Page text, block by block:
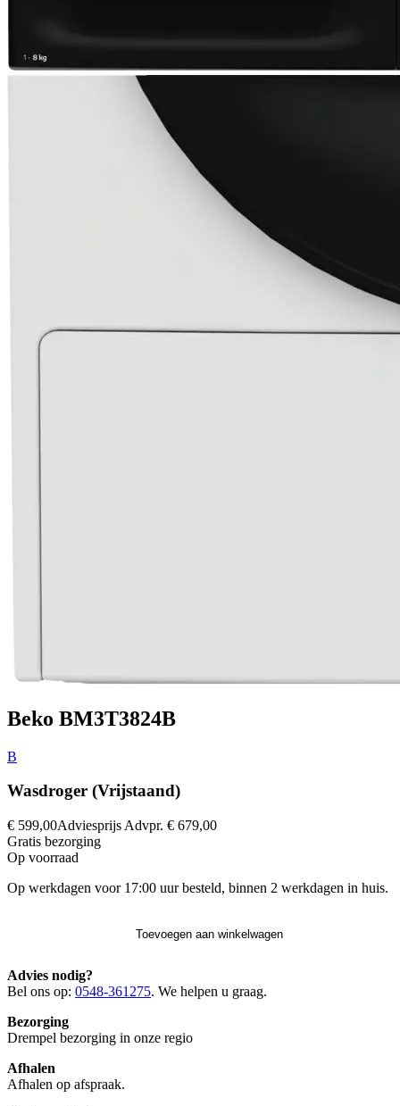
Beko BM3T3824B
B
Wasdroger (Vrijstaand)
€ 599,00Adviesprijs Advpr. € 679,00
Gratis bezorging
Op voorraad
Op werkdagen voor 17:00 uur besteld, binnen 2 werkdagen in huis.
Toevoegen aan winkelwagen
Advies nodig?
Bel ons op: 0548-361275. We helpen u graag.
Bezorging
Drempel bezorging in onze regio
Afhalen
Afhalen op afspraak.